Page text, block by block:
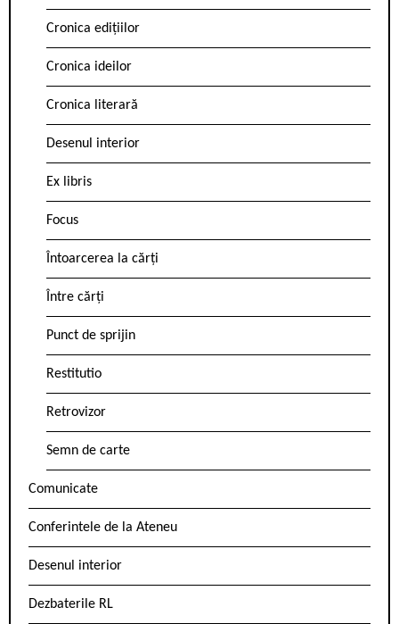
Cronica edițiilor
Cronica ideilor
Cronica literară
Desenul interior
Ex libris
Focus
Întoarcerea la cărți
Între cărți
Punct de sprijin
Restitutio
Retrovizor
Semn de carte
Comunicate
Conferintele de la Ateneu
Desenul interior
Dezbaterile RL